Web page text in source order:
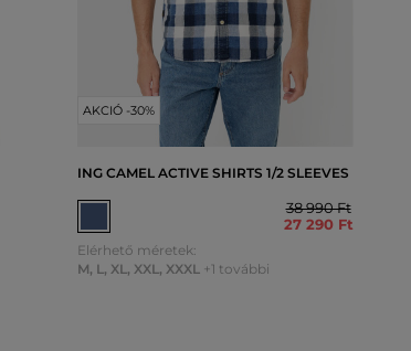
AKCIÓ -30%
ING CAMEL ACTIVE SHIRTS 1/2 SLEEVES
38 990 Ft
27 290 Ft
Elérhető méretek:
M, L, XL, XXL, XXXL +1 további